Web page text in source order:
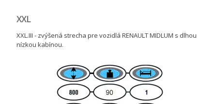
XXL
XXL.III - zvýšená strecha pre vozidlá RENAULT MIDLUM s dlhou
nízkou kabínou.